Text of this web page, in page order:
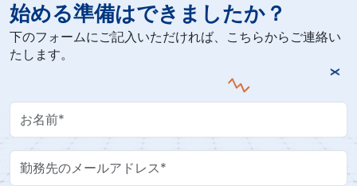
始める準備はできましたか？
下のフォームにご記入いただければ、こちらからご連絡い
たします。
Your Name
Work Email